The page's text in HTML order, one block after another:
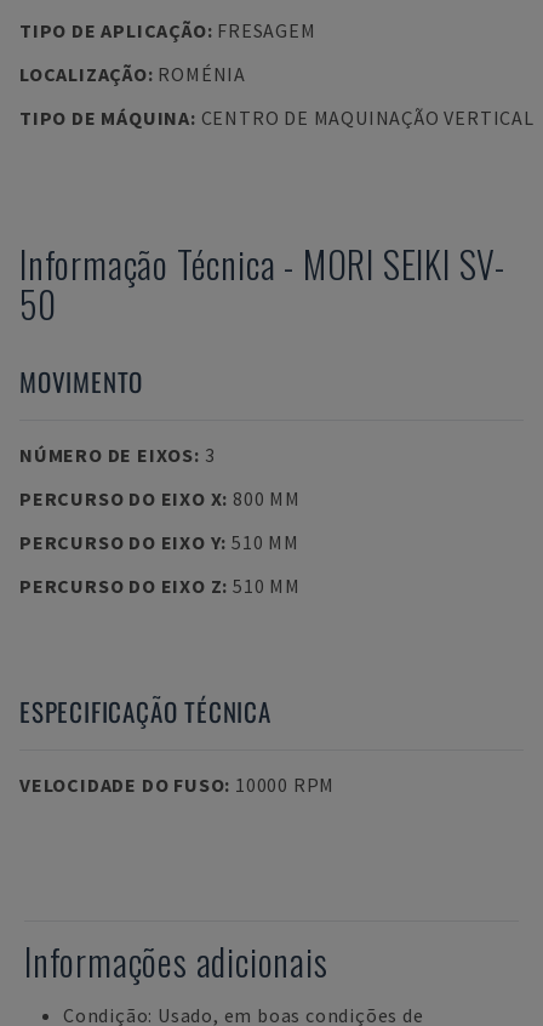
TIPO DE APLICAÇÃO: FRESAGEM
LOCALIZAÇÃO: ROMÉNIA
TIPO DE MÁQUINA: CENTRO DE MAQUINAÇÃO VERTICAL
Informação Técnica - MORI SEIKI SV-
50
MOVIMENTO
NÚMERO DE EIXOS: 3
PERCURSO DO EIXO X: 800 MM
PERCURSO DO EIXO Y: 510 MM
PERCURSO DO EIXO Z: 510 MM
ESPECIFICAÇÃO TÉCNICA
VELOCIDADE DO FUSO: 10000 RPM
Informações adicionais
Condição: Usado, em boas condições de